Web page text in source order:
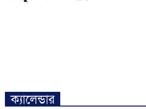
ক্যালেন্ডার